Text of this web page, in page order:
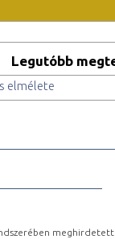
Legutóbb
elmélete